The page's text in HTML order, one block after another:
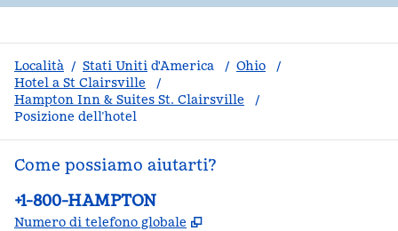
Località / Stati Uniti d'America / Ohio
/
Hotel a St Clairsville
/
Hampton Inn & Suites St. Clairsville
/
Posizione dell’hotel
Come possiamo aiutarti?
Telefono:
+1-800-HAMPTON
Numero di telefono globale ,